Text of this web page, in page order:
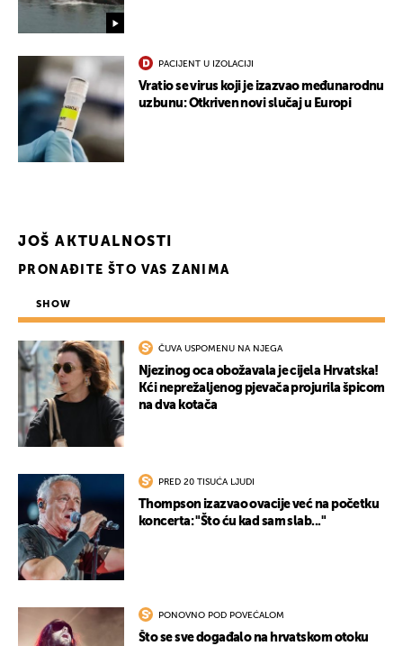
PACIJENT U IZOLACIJI
Vratio se virus koji je izazvao međunarodnu
uzbunu: Otkriven novi slučaj u Europi
JOŠ AKTUALNOSTI
PRONAĐITE ŠTO VAS ZANIMA
SHOW
ČUVA USPOMENU NA NJEGA
Njezinog oca obožavala je cijela Hrvatska!
Kći neprežaljenog pjevača projurila špicom
na dva kotača
PRED 20 TISUĆA LJUDI
Thompson izazvao ovacije već na početku
koncerta: "Što ću kad sam slab..."
PONOVNO POD POVEĆALOM
Što se sve događalo na hrvatskom otoku